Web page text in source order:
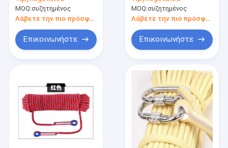
MOQ:συζητημένος
Λάβετε την πιο πρόσφατη τιμή
Επικοινωνήστε
σανίδων σωτηρίας
για την έξοδο
κινδύνου
MOQ:συζητημένος
Επικοινωνήστε